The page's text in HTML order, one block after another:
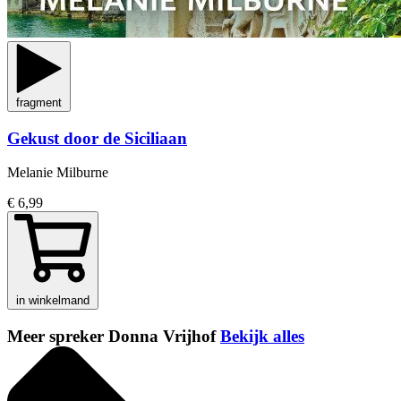
fragment
Gekust door de Siciliaan
Melanie Milburne
€ 6,99
in winkelmand
Meer spreker Donna VrijhofBekijk alles